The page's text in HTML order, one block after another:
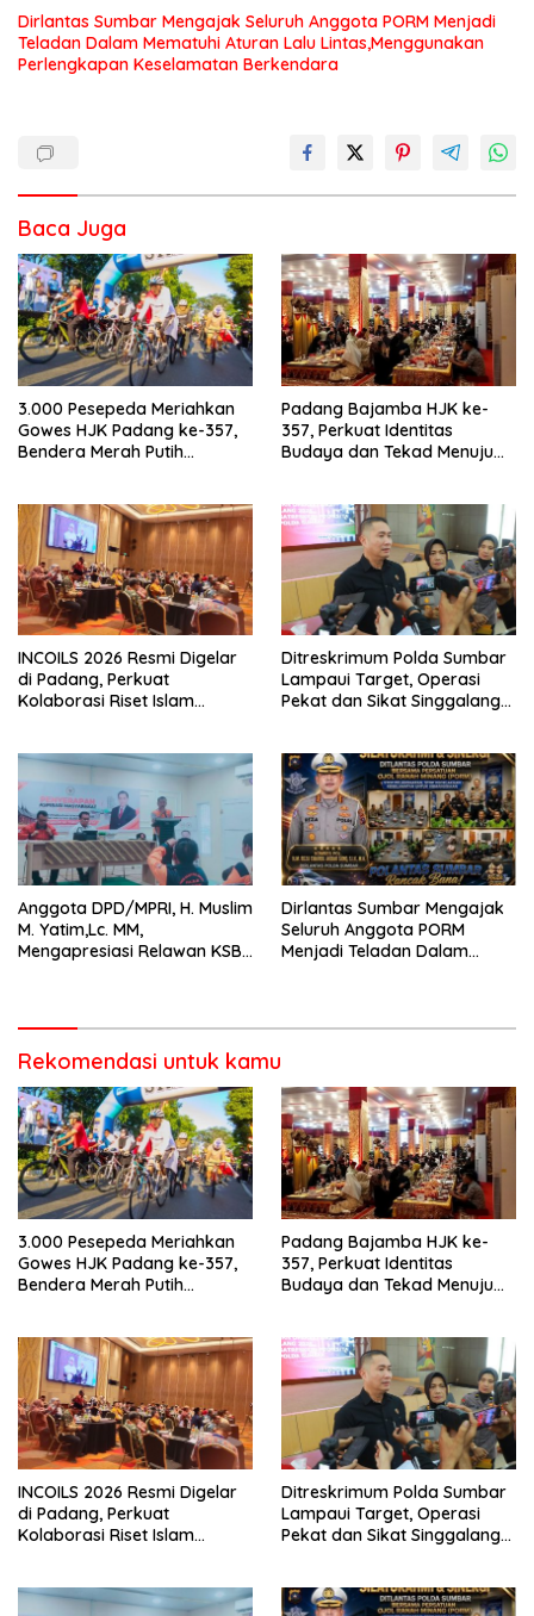
Dirlantas Sumbar Mengajak Seluruh Anggota PORM Menjadi
Teladan Dalam Mematuhi Aturan Lalu Lintas,Menggunakan
Perlengkapan Keselamatan Berkendara
Baca Juga
3.000 Pesepeda Meriahkan
Gowes HJK Padang ke-357,
Bendera Merah Putih
Padang Bajamba HJK ke-
357, Perkuat Identitas
Budaya dan Tekad Menuju
INCOILS 2026 Resmi Digelar
di Padang, Perkuat
Kolaborasi Riset Islam
Ditreskrimum Polda Sumbar
Lampaui Target, Operasi
Pekat dan Sikat Singgalang
Anggota DPD/MPRI, H. Muslim
M. Yatim,Lc. MM,
Mengapresiasi Relawan KSB
Dirlantas Sumbar Mengajak
Seluruh Anggota PORM
Menjadi Teladan Dalam
Berkendara
Rekomendasi untuk kamu
3.000 Pesepeda Meriahkan
Gowes HJK Padang ke-357,
Bendera Merah Putih
Padang Bajamba HJK ke-
357, Perkuat Identitas
Budaya dan Tekad Menuju
INCOILS 2026 Resmi Digelar
di Padang, Perkuat
Kolaborasi Riset Islam
Ditreskrimum Polda Sumbar
Lampaui Target, Operasi
Pekat dan Sikat Singgalang